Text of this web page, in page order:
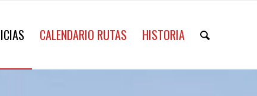
CALENDARIO RUTAS HISTORIA